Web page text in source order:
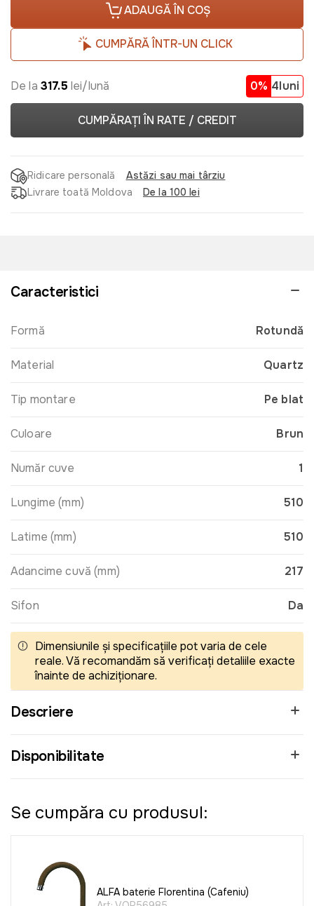
ADAUGĂ ÎN COȘ
CUMPĂRĂ ÎNTR-UN CLICK
De la 317.5 lei/lună 0% 4luni
CUMPĂRAȚI ÎN RATE / CREDIT
Ridicare personală
Astăzi sau mai târziu
Livrare toată Moldova
De la 100 lei
Caracteristici
Formă Rotundă
Material Quartz
Tip montare Pe blat
Culoare Brun
Număr cuve 1
Lungime (mm) 510
Latime (mm) 510
Adancime cuvă (mm) 217
Sifon Da
Dimensiunile și specificațiile pot varia de cele
reale. Vă recomandăm să verificați detaliile exacte
înainte de achiziționare.
Descriere
Disponibilitate
Se cumpăra cu produsul:
ALFA baterie Florentina (Cafeniu)